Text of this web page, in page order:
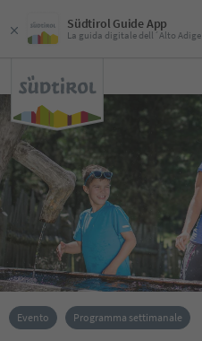
Südtirol Guide App
La guida digitale dell´Alto Adige
Evento Programma settimanale